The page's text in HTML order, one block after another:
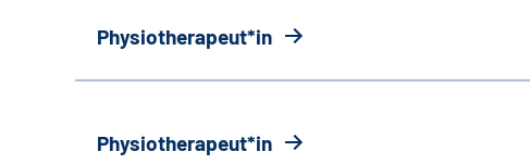
Physiotherapeut*in
Physiotherapeut*in